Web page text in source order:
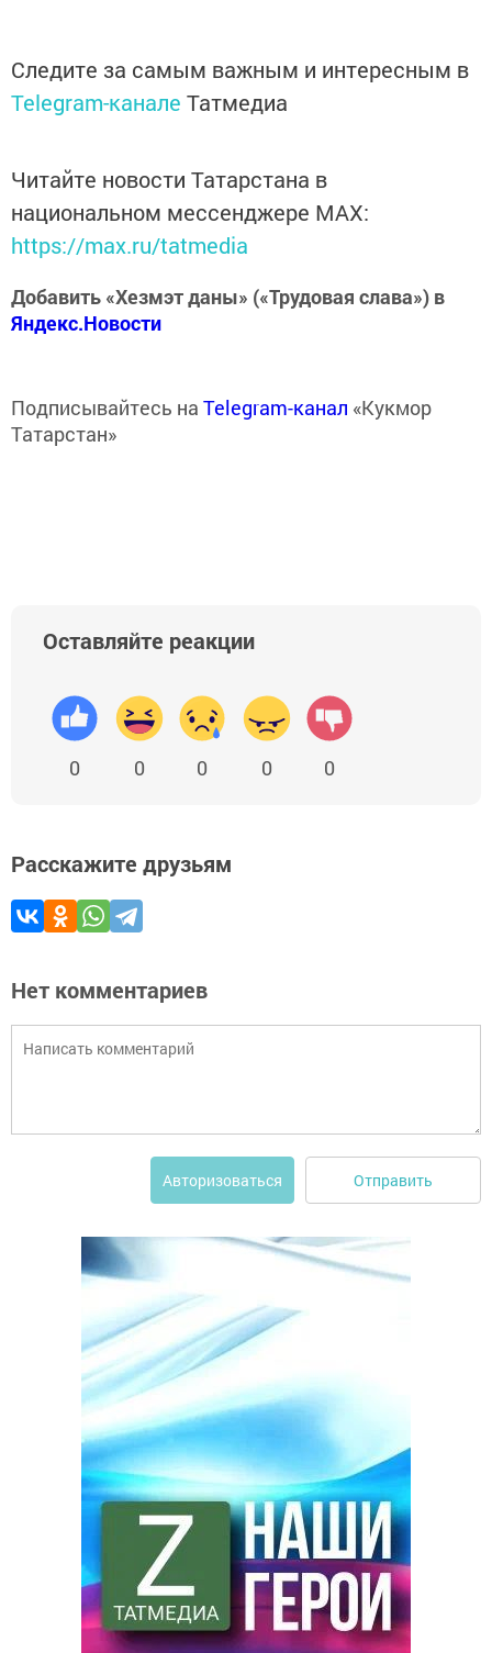
Следите за самым важным и интересным в
Telegram-канале Татмедиа
Читайте новости Татарстана в
национальном мессенджере MАХ:
https://max.ru/tatmedia
Добавить «Хезмэт даны» («Трудовая слава») в
Яндекс.Новости
Подписывайтесь на Telegram-канал «Кукмор
Татарстан»
Оставляйте реакции
0 0 0 0 0
Расскажите друзьям
Нет комментариев
Авторизоваться Отправить